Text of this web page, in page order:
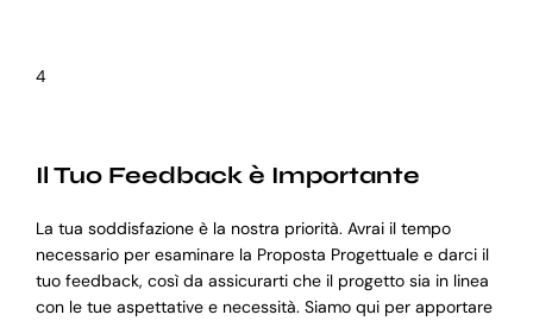
4
Il Tuo Feedback è Importante
La tua soddisfazione è la nostra priorità. Avrai il tempo
necessario per esaminare la Proposta Progettuale e darci il
tuo feedback, così da assicurarti che il progetto sia in linea
con le tue aspettative e necessità. Siamo qui per apportare